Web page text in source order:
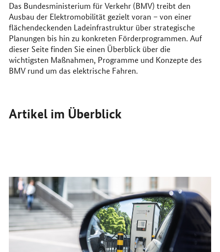
Das Bundesministerium für Verkehr (BMV) treibt den
Ausbau der Elektromobilität gezielt voran – von einer
flächendeckenden Ladeinfrastruktur über strategische
Planungen bis hin zu konkreten Förderprogrammen. Auf
dieser Seite finden Sie einen Überblick über die
wichtigsten Maßnahmen, Programme und Konzepte des
BMV rund um das elektrische Fahren.
Artikel im Überblick